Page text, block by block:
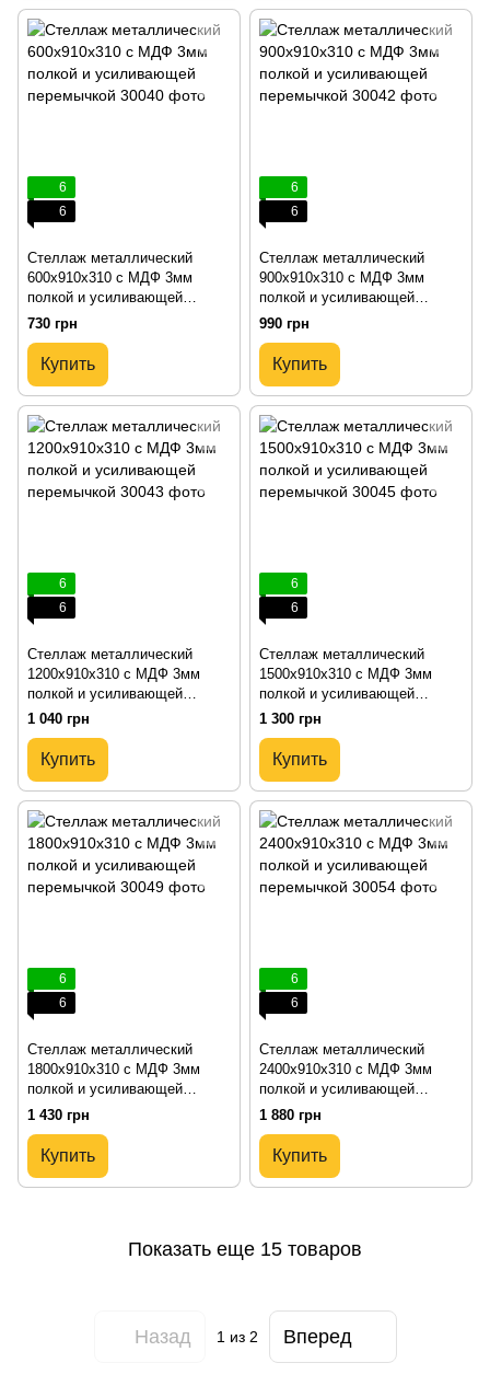
6
6
Стеллаж металлический
600х910х310 с МДФ 3мм
полкой и усиливающей
перемычкой
730 грн
Купить
6
6
Стеллаж металлический
900х910х310 с МДФ 3мм
полкой и усиливающей
перемычкой
990 грн
Купить
6
6
Стеллаж металлический
1200х910х310 с МДФ 3мм
полкой и усиливающей
перемычкой
1 040 грн
Купить
6
6
Стеллаж металлический
1500х910х310 с МДФ 3мм
полкой и усиливающей
перемычкой
1 300 грн
Купить
6
6
Стеллаж металлический
1800х910х310 с МДФ 3мм
полкой и усиливающей
перемычкой
1 430 грн
Купить
6
6
Стеллаж металлический
2400х910х310 с МДФ 3мм
полкой и усиливающей
перемычкой
1 880 грн
Купить
Показать еще 15 товаров
Назад 1 из 2 Вперед